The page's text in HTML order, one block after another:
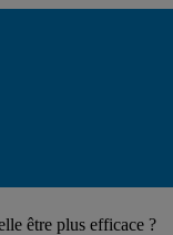
être plus efficace ?